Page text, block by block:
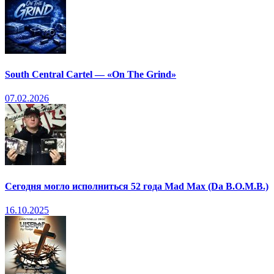
South Central Cartel — «On The Grind»
07.02.2026
Сегодня могло исполниться 52 года Mad Max (Da B.O.M.B.)
16.10.2025